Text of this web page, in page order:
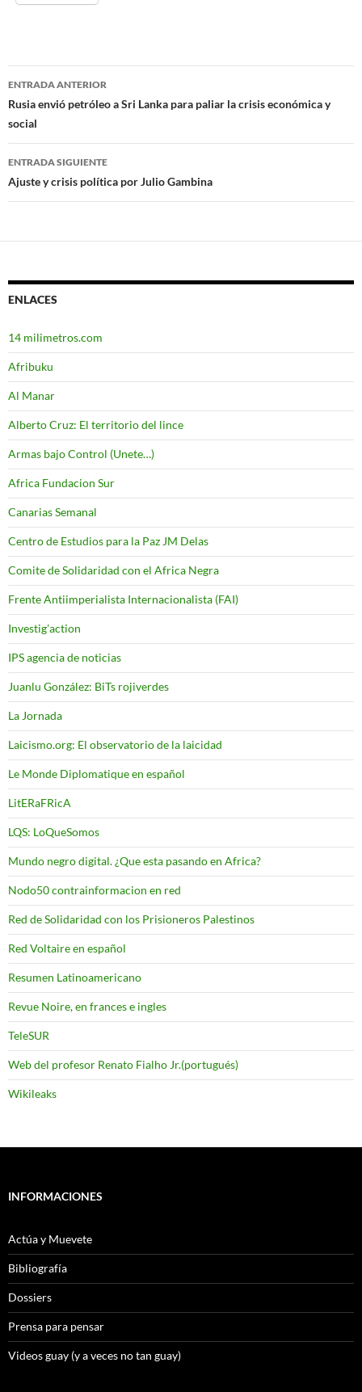
Navegación
de
entradas
ENTRADA ANTERIOR
Rusia envió petróleo a Sri Lanka para paliar la crisis económica y
social
ENTRADA SIGUIENTE
Ajuste y crisis política por Julio Gambina
ENLACES
14 milimetros.com
Afribuku
Al Manar
Alberto Cruz: El territorio del lince
Armas bajo Control (Unete…)
Africa Fundacion Sur
Canarias Semanal
Centro de Estudios para la Paz JM Delas
Comite de Solidaridad con el Africa Negra
Frente Antiimperialista Internacionalista (FAI)
Investig'action
IPS agencia de noticias
Juanlu González: BiTs rojiverdes
La Jornada
Laicismo.org: El observatorio de la laicidad
Le Monde Diplomatique en español
LitERaFRicA
LQS: LoQueSomos
Mundo negro digital. ¿Que esta pasando en Africa?
Nodo50 contrainformacion en red
Red de Solidaridad con los Prisioneros Palestinos
Red Voltaire en español
Resumen Latinoamericano
Revue Noire, en frances e ingles
TeleSUR
Web del profesor Renato Fialho Jr.(portugués)
Wikileaks
INFORMACIONES
Actúa y Muevete
Bibliografía
Dossiers
Prensa para pensar
Videos guay (y a veces no tan guay)